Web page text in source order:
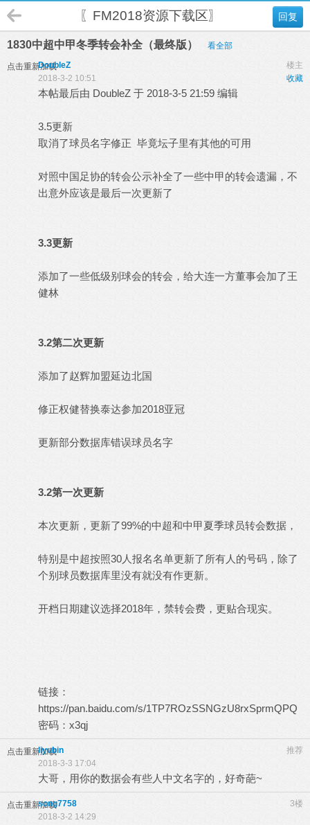
回复
〖FM2018资源下载区〗
1830中超中甲冬季转会补全（最终版） 看全部
点击重新加载 楼主
DoubleZ
收藏
2018-3-2 10:51
本帖最后由 DoubleZ 于 2018-3-5 21:59 编辑
3.5更新
取消了球员名字修正 毕竟坛子里有其他的可用
对照中国足协的转会公示补全了一些中甲的转会遗漏，不
出意外应该是最后一次更新了
3.3更新
添加了一些低级别球会的转会，给大连一方董事会加了王
健林
3.2第二次更新
添加了赵辉加盟延边北国
修正权健替换泰达参加2018亚冠
更新部分数据库错误球员名字
3.2第一次更新
本次更新，更新了99%的中超和中甲夏季球员转会数据，
特别是中超按照30人报名名单更新了所有人的号码，除了
个别球员数据库里没有就没有作更新。
开档日期建议选择2018年，禁转会费，更贴合现实。
链接：
https://pan.baidu.com/s/1TP7ROzSSNGzU8rxSprmQPQ
密码：x3qj
点击重新加载 推荐
liyubin
2018-3-3 17:04
大哥，用你的数据会有些人中文名字的，好奇葩~
点击重新加载 3楼
song7758
2018-3-2 14:29